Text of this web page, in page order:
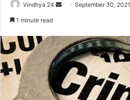
Vindhya 24
SendSeptember 30, 2021
1 minute read